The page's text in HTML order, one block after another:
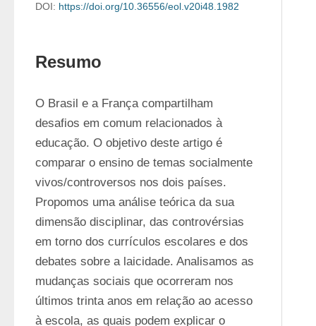
DOI: https://doi.org/10.36556/eol.v20i48.1982
Resumo
O Brasil e a França compartilham
desafios em comum relacionados à
educação. O objetivo deste artigo é
comparar o ensino de temas socialmente
vivos/controversos nos dois países.
Propomos uma análise teórica da sua
dimensão disciplinar, das controvérsias
em torno dos currículos escolares e dos
debates sobre a laicidade. Analisamos as
mudanças sociais que ocorreram nos
últimos trinta anos em relação ao acesso
à escola, as quais podem explicar o